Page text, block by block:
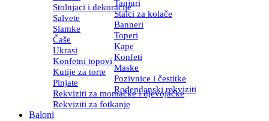
Stolnjaci i dekoracije
Tanjuri
Salvete
Stalci za kolače
Slamke
Banneri
Čaše
Toperi
Ukrasi
Kape
Konfetni topovi Konfeti
Kutije za torte
Maske
Pinjate
Pozivnice i čestitke
Rekviziti za momačke i djevojačke
Rođendanski rekviziti
Rekviziti za fotkanje
Baloni